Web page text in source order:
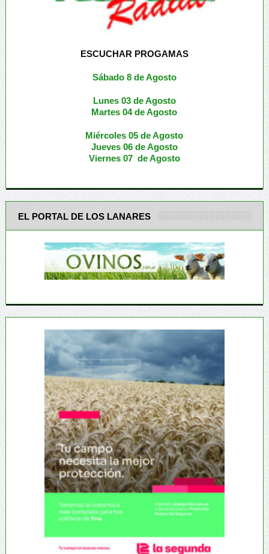
ESCUCHAR PROGAMAS
Sábado 8 de Agosto
Lunes 03 de Agosto
Martes 04 de Agosto
Miércoles 05 deAgosto
Jueves 06 de Agosto
Viernes 07 de Agosto
EL PORTAL DE LOS LANARES